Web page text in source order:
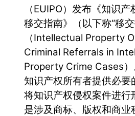
（EUIPO）发布《知识
移交指南》（以下称“移交
（Intellectual Property
Criminal Referrals in
Property Crime Cases
知识产权所有者提供必要
将知识产权侵权案件进行
是涉及商标、版权和商业